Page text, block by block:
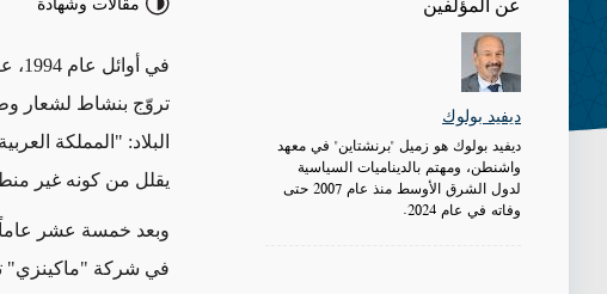
عن المؤلفين
ديفيد بولوك
ديفيد بولوك هو زميل "برنشتاين" في معهد
واشنطن، ومهتم بالديناميات السياسية
لدول الشرق الأوسط منذ عام 2007 حتى
وفاته في عام 2024.
في
تروّج بنشاط لشعار
البلاد: "المملكة
يقلل من كونه غير
وبعد خمسة عشر
في شركة "ماكينزي"